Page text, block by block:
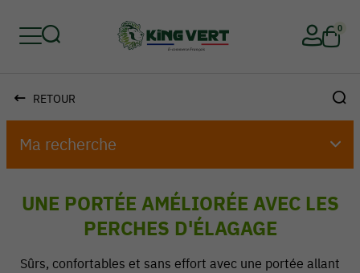
0
RETOUR
Ma recherche
UNE PORTÉE AMÉLIORÉE AVEC LES
PERCHES D'ÉLAGAGE
Sûrs, confortables et sans effort avec une portée allant